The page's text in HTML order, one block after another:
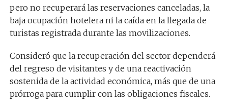
pero no recuperará las reservaciones canceladas, la
baja ocupación hotelera ni la caída en la llegada de
turistas registrada durante las movilizaciones.
Consideró que la recuperación del sector dependerá
del regreso de visitantes y de una reactivación
sostenida de la actividad económica, más que de una
prórroga para cumplir con las obligaciones fiscales.